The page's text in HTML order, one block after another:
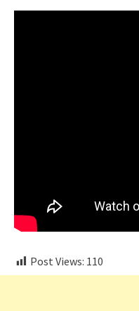
Post Views: 110